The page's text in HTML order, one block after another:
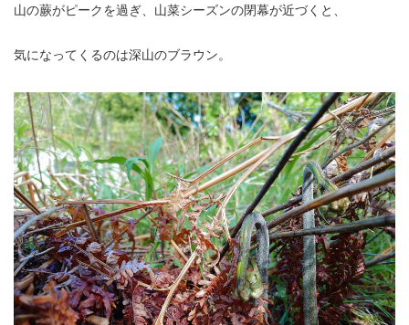
山の蕨がピークを過ぎ、山菜シーズンの閉幕が近づくと、
気になってくるのは深山のブラウン。